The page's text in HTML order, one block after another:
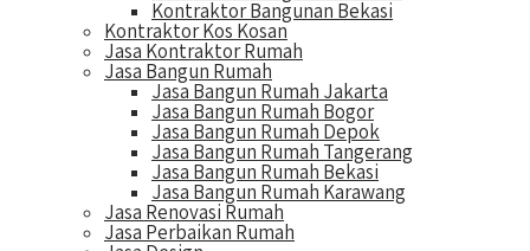
Kontraktor Bangunan Bekasi
Kontraktor Kos Kosan
Jasa Kontraktor Rumah
Jasa Bangun Rumah
Jasa Bangun Rumah Jakarta
Jasa Bangun Rumah Bogor
Jasa Bangun Rumah Depok
Jasa Bangun Rumah Tangerang
Jasa Bangun Rumah Bekasi
Jasa Bangun Rumah Karawang
Jasa Renovasi Rumah
Jasa Perbaikan Rumah